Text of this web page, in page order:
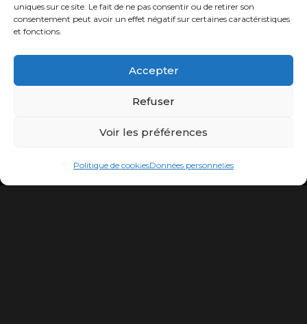
uniques sur ce site. Le fait de ne pas consentir ou de retirer son
consentement peut avoir un effet négatif sur certaines caractéristiques
et fonctions.
Accepter
Refuser
Voir les préférences
Politique de cookiesDonnées personnelles